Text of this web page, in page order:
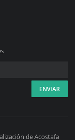
de Acostafa